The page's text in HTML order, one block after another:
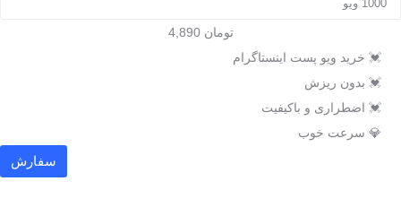
تومان 4,890
💓 خرید ویو پست اینستاگرام
💓 بدون ریزش
💓 اضطراری و باکیفیت
💎 سرعت خوب